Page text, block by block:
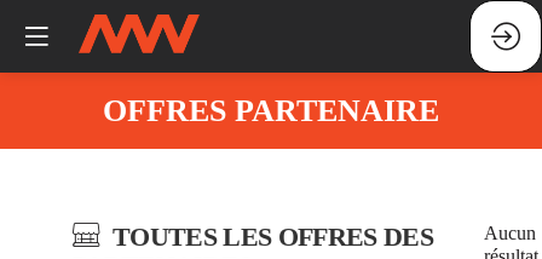
OFFRES PARTENAIRE
TOUTES LES OFFRES DES
Aucun